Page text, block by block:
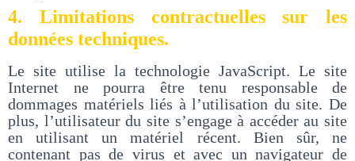
4. Limitations contractuelles sur les
données techniques.
Le site utilise la technologie JavaScript. Le site
Internet ne pourra être tenu responsable de
dommages matériels liés à l’utilisation du site. De
plus, l’utilisateur du site s’engage à accéder au site
en utilisant un matériel récent. Bien sûr, ne
contenant pas de virus et avec un navigateur de